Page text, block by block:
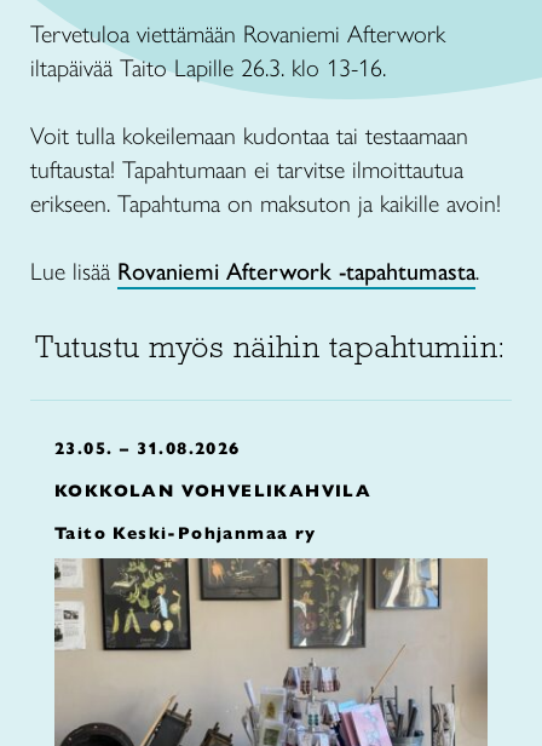
Tervetuloa viettämään Rovaniemi Afterwork
iltapäivää Taito Lapille 26.3. klo 13-16.
Voit tulla kokeilemaan kudontaa tai testaamaan
tuftausta! Tapahtumaan ei tarvitse ilmoittautua
erikseen. Tapahtuma on maksuton ja kaikille avoin!
Lue lisää Rovaniemi Afterwork -tapahtumasta.
Tutustu myös näihin tapahtumiin:
23.05. – 31.08.2026
KOKKOLAN VOHVELIKAHVILA
Taito Keski-Pohjanmaa ry